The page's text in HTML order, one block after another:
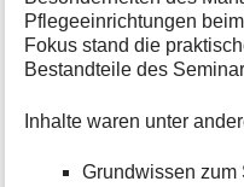
Pflegeeinrichtungen
Fokus stand die
Bestandteile des
Inhalte waren unter
Grundwissen zum